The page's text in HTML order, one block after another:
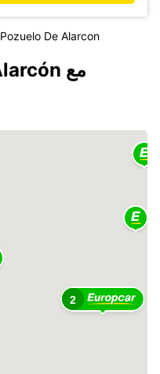
Pozuelo De Alarcon
2